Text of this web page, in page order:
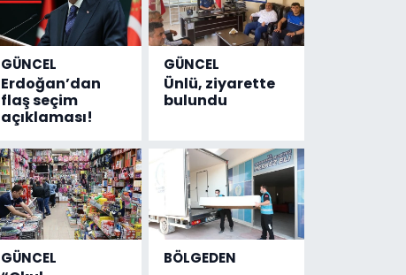
GÜNCEL
Erdoğan’dan
flaş seçim
açıklaması!
GÜNCEL
Ünlü, ziyarette
bulundu
GÜNCEL
BÖLGEDEN